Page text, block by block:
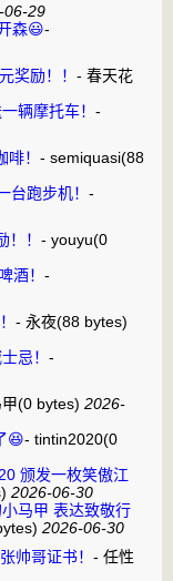
06-29
森😃-
奖励！！ - 春天花
辆摩托车！ -
！ - semiquasi(88
跑步机！ -
！ - youyu(0
酒！ -
- 永夜(88 bytes)
忌！ -
(0 bytes) 2026-
😆- tintin2020(0
颁发一枚笑傲江
2026-06-30
马甲 表达致敬行
2026-06-30
帅哥证书！ - 任性